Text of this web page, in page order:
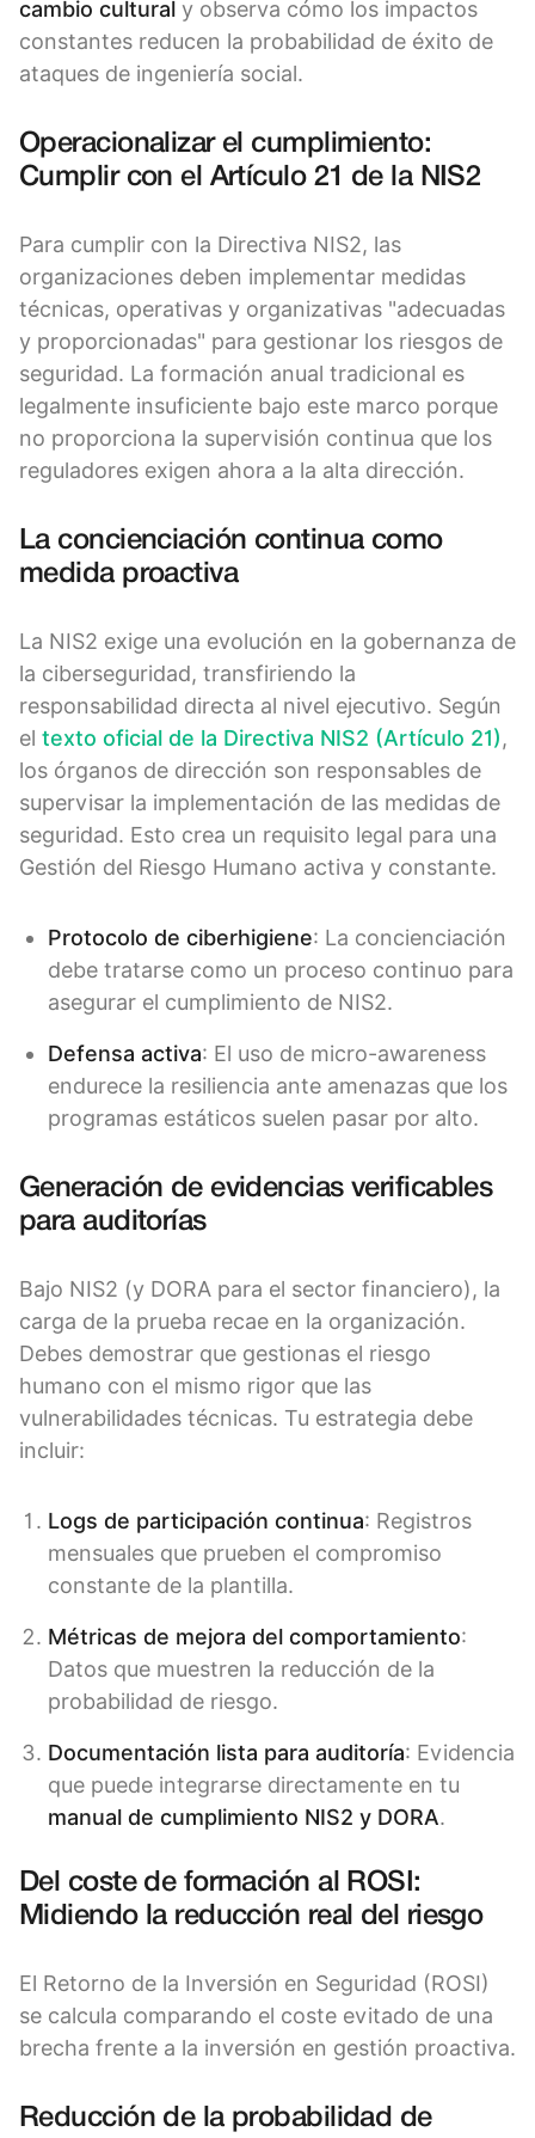
cambio cultural y observa cómo los impactos
constantes reducen la probabilidad de éxito de
ataques de ingeniería social.
Operacionalizar el cumplimiento:
Cumplir con el Artículo 21 de la NIS2
Para cumplir con la Directiva NIS2, las
organizaciones deben implementar medidas
técnicas, operativas y organizativas "adecuadas
y proporcionadas" para gestionar los riesgos de
seguridad. La formación anual tradicional es
legalmente insuficiente bajo este marco porque
no proporciona la supervisión continua que los
reguladores exigen ahora a la alta dirección.
La concienciación continua como
medida proactiva
La NIS2 exige una evolución en la gobernanza de
la ciberseguridad, transfiriendo la
responsabilidad directa al nivel ejecutivo. Según
el texto oficial de la Directiva NIS2 (Artículo 21),
los órganos de dirección son responsables de
supervisar la implementación de las medidas de
seguridad. Esto crea un requisito legal para una
Gestión del Riesgo Humano activa y constante.
Protocolo de ciberhigiene: La concienciación
debe tratarse como un proceso continuo para
asegurar el cumplimiento de NIS2.
Defensa activa: El uso de micro-awareness
endurece la resiliencia ante amenazas que los
programas estáticos suelen pasar por alto.
Generación de evidencias verificables
para auditorías
Bajo NIS2 (y DORA para el sector financiero), la
carga de la prueba recae en la organización.
Debes demostrar que gestionas el riesgo
humano con el mismo rigor que las
vulnerabilidades técnicas. Tu estrategia debe
incluir:
Logs de participación continua: Registros
mensuales que prueben el compromiso
constante de la plantilla.
Métricas de mejora del comportamiento:
Datos que muestren la reducción de la
probabilidad de riesgo.
Documentación lista para auditoría: Evidencia
que puede integrarse directamente en tu
manual de cumplimiento NIS2 y DORA.
Del coste de formación al ROSI:
Midiendo la reducción real del riesgo
El Retorno de la Inversión en Seguridad (ROSI)
se calcula comparando el coste evitado de una
brecha frente a la inversión en gestión proactiva.
Reducción de la probabilidad de